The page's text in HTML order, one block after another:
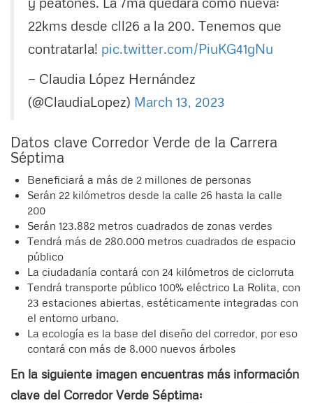
22kms desde cll26 a la 200. Tenemos que
contratarla! pic.twitter.com/PiuKG41gNu
— Claudia López Hernández
(@ClaudiaLopez) March 13, 2023
Datos clave Corredor Verde de la Carrera
Séptima
Beneficiará a más de 2 millones de personas
Serán 22 kilómetros desde la calle 26 hasta la calle
200
Serán 123.882 metros cuadrados de zonas verdes
Tendrá más de 280.000 metros cuadrados de espacio
público
La ciudadanía contará con 24 kilómetros de ciclorruta
Tendrá transporte público 100% eléctrico La Rolita, con
23 estaciones abiertas, estéticamente integradas con
el entorno urbano.
La ecología es la base del diseño del corredor, por eso
contará con más de 8.000 nuevos árboles
En la siguiente imagen encuentras más información
clave del Corredor Verde Séptima: